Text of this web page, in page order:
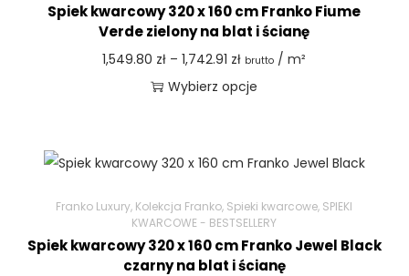
Spiek kwarcowy 320 x 160 cm Franko Fiume
Verde zielony na blat i ścianę
1,549.80 zł – 1,742.91 zł brutto / m²
Wybierz opcje
Franko Luxury, Kolekcja Franko, Spieki kwarcowe, SPIEKI
KWARCOWE - BESTSELLERY
Spiek kwarcowy 320 x 160 cm Franko Jewel Black
czarny na blat i ścianę